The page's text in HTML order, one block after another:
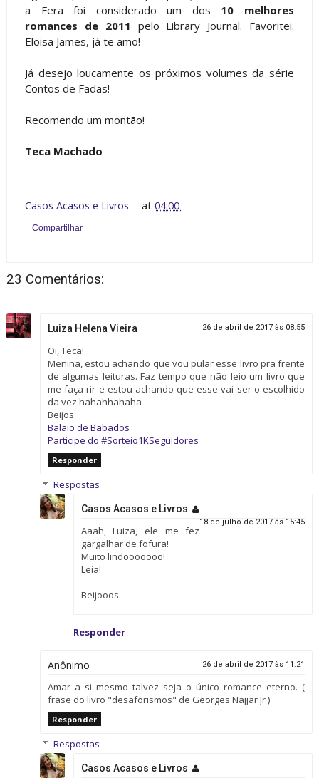
a Fera foi considerado um dos 10 melhores
romances de 2011 pelo Library Journal. Favoritei.
Eloisa James, já te amo!
Já desejo loucamente os próximos volumes da série
Contos de Fadas!
Recomendo um montão!
Teca Machado
Casos Acasos e Livros at04:00
Compartilhar
23 Comentários:
Luiza Helena Vieira 26 de abril de 2017 às 08:55
Oi, Teca!
Menina, estou achando que vou pular esse livro pra frente
de algumas leituras. Faz tempo que não leio um livro que
me faça rir e estou achando que esse vai ser o escolhido
da vez hahahhahaha
Beijos
Balaio de Babados
Participe do #Sorteio1KSeguidores
Responder
Respostas
Casos Acasos e Livros
18 de julho de 2017 às 15:45
Aaah, Luiza, ele me fez
gargalhar de fofura!
Muito lindooooooo!
Leia!
Beijooos
Responder
Anônimo 26 de abril de 2017 às 11:21
Amar a si mesmo talvez seja o único romance eterno. (
frase do livro "desaforismos" de Georges Najjar Jr )
Responder
Respostas
Casos Acasos e Livros